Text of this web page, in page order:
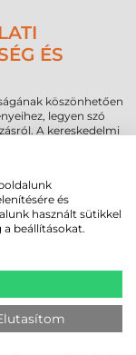
ÉS
köszönhetően
legyen szó
A kereskedelmi
folyamatok
gyors kapcsolódási
még a legnagyobb
Fi 6E támogatásának
6E technológia
kapcsolatot
vagy irodai
tovább növeli az
és
használt sütikkel
beállításokat.